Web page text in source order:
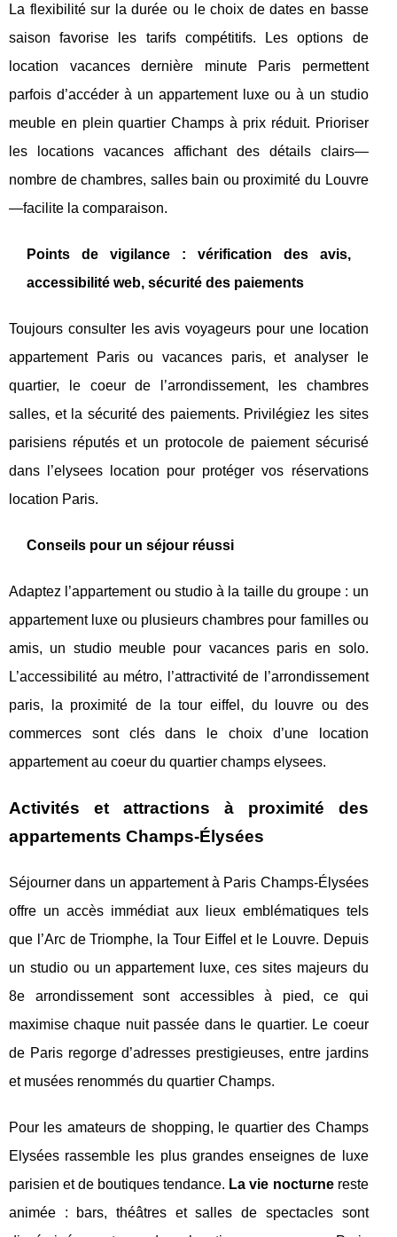
La flexibilité sur la durée ou le choix de dates en basse
saison favorise les tarifs compétitifs. Les options de
location vacances dernière minute Paris permettent
parfois d’accéder à un appartement luxe ou à un studio
meuble en plein quartier Champs à prix réduit. Prioriser
les locations vacances affichant des détails clairs—
nombre de chambres, salles bain ou proximité du Louvre
—facilite la comparaison.
Points de vigilance : vérification des avis,
accessibilité web, sécurité des paiements
Toujours consulter les avis voyageurs pour une location
appartement Paris ou vacances paris, et analyser le
quartier, le coeur de l’arrondissement, les chambres
salles, et la sécurité des paiements. Privilégiez les sites
parisiens réputés et un protocole de paiement sécurisé
dans l’elysees location pour protéger vos réservations
location Paris.
Conseils pour un séjour réussi
Adaptez l’appartement ou studio à la taille du groupe : un
appartement luxe ou plusieurs chambres pour familles ou
amis, un studio meuble pour vacances paris en solo.
L’accessibilité au métro, l’attractivité de l’arrondissement
paris, la proximité de la tour eiffel, du louvre ou des
commerces sont clés dans le choix d’une location
appartement au coeur du quartier champs elysees.
Activités et attractions à proximité des
appartements Champs-Élysées
Séjourner dans un appartement à Paris Champs-Élysées
offre un accès immédiat aux lieux emblématiques tels
que l’Arc de Triomphe, la Tour Eiffel et le Louvre. Depuis
un studio ou un appartement luxe, ces sites majeurs du
8e arrondissement sont accessibles à pied, ce qui
maximise chaque nuit passée dans le quartier. Le coeur
de Paris regorge d’adresses prestigieuses, entre jardins
et musées renommés du quartier Champs.
Pour les amateurs de shopping, le quartier des Champs
Elysées rassemble les plus grandes enseignes de luxe
parisien et de boutiques tendance. La vie nocturnereste
animée : bars, théâtres et salles de spectacles sont